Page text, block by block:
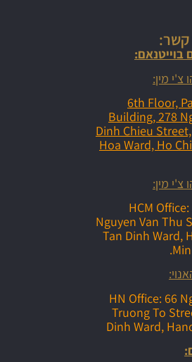
קשר:
בוייטנאם:
צ'י מין:
6th Floor,
Building, 278
Dinh Chieu
Hoa Ward, Ho
צ'י מין:
HCM
Nguyen Van Thu
Tan Dinh Ward,
HN Office: 66
Truong To
Dinh Ward,